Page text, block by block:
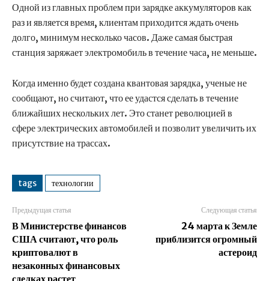
Одной из главных проблем при зарядке аккумуляторов как
раз и является время, клиентам приходится ждать очень
долго, минимум несколько часов. Даже самая быстрая
станция заряжает электромобиль в течение часа, не меньше.
Когда именно будет создана квантовая зарядка, ученые не
сообщают, но считают, что ее удастся сделать в течение
ближайших нескольких лет. Это станет революцией в
сфере электрических автомобилей и позволит увеличить их
присутствие на трассах.
tags технологии
Предыдущая статья
В Министерстве финансов
США считают, что роль
криптовалют в
незаконных финансовых
сделках растет
Следующая статья
24 марта к Земле
приблизится огромный
астероид